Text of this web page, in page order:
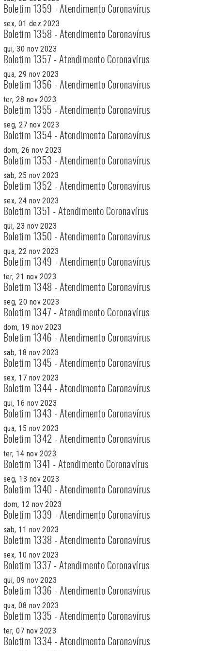
Boletim 1359 - Atendimento Coronavírus
sex, 01 dez 2023
Boletim 1358 - Atendimento Coronavírus
qui, 30 nov 2023
Boletim 1357 - Atendimento Coronavírus
qua, 29 nov 2023
Boletim 1356 - Atendimento Coronavírus
ter, 28 nov 2023
Boletim 1355 - Atendimento Coronavírus
seg, 27 nov 2023
Boletim 1354 - Atendimento Coronavírus
dom, 26 nov 2023
Boletim 1353 - Atendimento Coronavírus
sab, 25 nov 2023
Boletim 1352 - Atendimento Coronavírus
sex, 24 nov 2023
Boletim 1351 - Atendimento Coronavírus
qui, 23 nov 2023
Boletim 1350 - Atendimento Coronavírus
qua, 22 nov 2023
Boletim 1349 - Atendimento Coronavírus
ter, 21 nov 2023
Boletim 1348 - Atendimento Coronavírus
seg, 20 nov 2023
Boletim 1347 - Atendimento Coronavírus
dom, 19 nov 2023
Boletim 1346 - Atendimento Coronavírus
sab, 18 nov 2023
Boletim 1345 - Atendimento Coronavírus
sex, 17 nov 2023
Boletim 1344 - Atendimento Coronavírus
qui, 16 nov 2023
Boletim 1343 - Atendimento Coronavírus
qua, 15 nov 2023
Boletim 1342 - Atendimento Coronavírus
ter, 14 nov 2023
Boletim 1341 - Atendimento Coronavírus
seg, 13 nov 2023
Boletim 1340 - Atendimento Coronavírus
dom, 12 nov 2023
Boletim 1339 - Atendimento Coronavírus
sab, 11 nov 2023
Boletim 1338 - Atendimento Coronavírus
sex, 10 nov 2023
Boletim 1337 - Atendimento Coronavírus
qui, 09 nov 2023
Boletim 1336 - Atendimento Coronavírus
qua, 08 nov 2023
Boletim 1335 - Atendimento Coronavírus
ter, 07 nov 2023
Boletim 1334 - Atendimento Coronavírus